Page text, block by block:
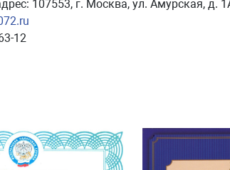
107553, г. Москва, ул. Амурская, д.
12